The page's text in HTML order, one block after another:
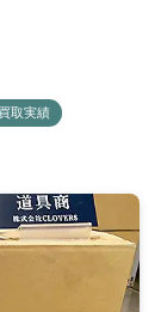
買取実績